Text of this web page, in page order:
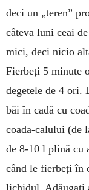
deci un „teren”
câteva luni ceai
mici, deci nicio
Fierbeți 5 mi­nute
degetele de 4 ori.
băi în cadă cu
coada-calului (de
de 8-10 l plină cu
când le fierbeți în
lichidul. Adăugați